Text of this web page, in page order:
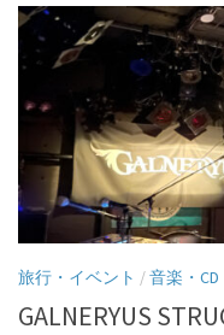
旅行・イベント /音楽・CD
GALNERYUS